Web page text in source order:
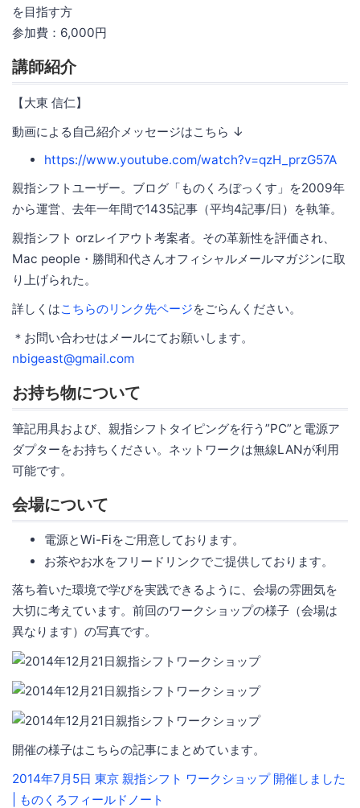
を目指す方
参加費：6,000円
講師紹介
【大東 信仁】
動画による自己紹介メッセージはこちら ↓
https://www.youtube.com/watch?v=qzH_przG57A
親指シフトユーザー。ブログ「ものくろぼっくす」を2009年
から運営、去年一年間で1435記事（平均4記事/日）を執筆。
親指シフト orzレイアウト考案者。その革新性を評価され、
Mac people・勝間和代さんオフィシャルメールマガジンに取
り上げられた。
詳しくはこちらのリンク先ページをごらんください。
＊お問い合わせはメールにてお願いします。
nbigeast@gmail.com
お持ち物について
筆記用具および、親指シフトタイピングを行う”PC”と電源ア
ダプターをお持ちください。ネットワークは無線LANが利用
可能です。
会場について
電源とWi-Fiをご用意しております。
お茶やお水をフリードリンクでご提供しております。
落ち着いた環境で学びを実践できるように、会場の雰囲気を
大切に考えています。前回のワークショップの様子（会場は
異なります）の写真です。
開催の様子はこちらの記事にまとめています。
2014年7月5日 東京 親指シフト ワークショップ 開催しました
| ものくろフィールドノート